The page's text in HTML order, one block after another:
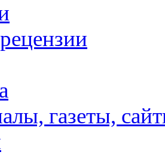
газеты,